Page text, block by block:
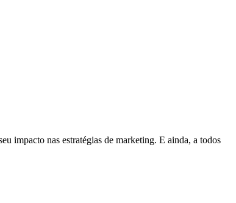
impacto nas estratégias de marketing. E ainda, a todos